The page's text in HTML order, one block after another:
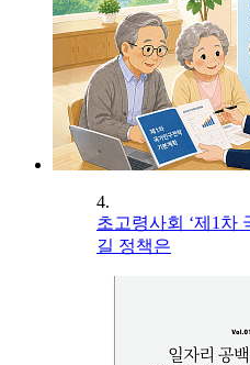
4.
초고령사회 ‘제1차
길 정책은